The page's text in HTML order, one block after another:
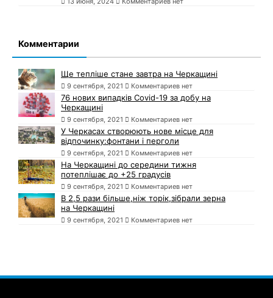
Комментарии
Ще тепліше стане завтра на Черкащині
9 сентября, 2021 Комментариев нет
76 нових випадків Covid-19 за добу на
Черкащині
9 сентября, 2021 Комментариев нет
У Черкасах створюють нове місце для
відпочинку:фонтани і перголи
9 сентября, 2021 Комментариев нет
На Черкащині до середини тижня
потеплішає до +25 градусів
9 сентября, 2021 Комментариев нет
В 2,5 рази більше,ніж торік,зібрали зерна
на Черкащині
9 сентября, 2021 Комментариев нет